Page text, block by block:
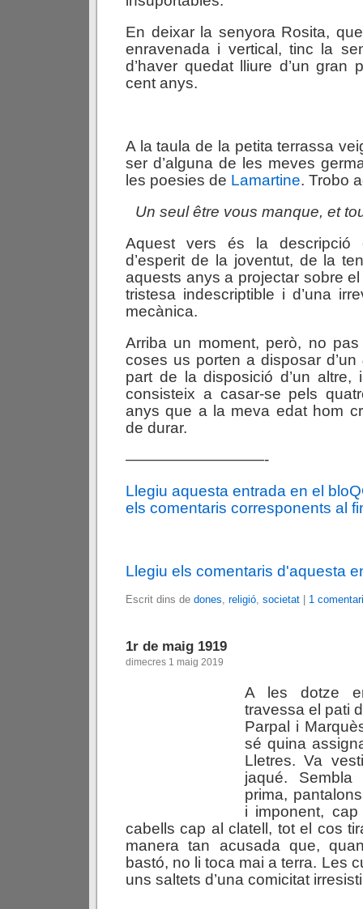
En deixar la senyora Rosita,
enravenada i vertical, tinc la
d’haver quedat lliure d’un gran
cent anys.
A la taula de la petita terrassa
ser d’alguna de les meves
les poesies de Lamartine. Trobo
Un seulêtre vous manque, et
Aquest vers és la descripció
d’esperit de la joventut, de la
aquests anys a projectar sobre
tristesa indescriptible i d’una
mecànica.
Arriba un moment, però, no
coses us porten a disposar d’un
part de la disposició d’un altre,
consisteix a casar-se pels
anys que a la meva edat hom
de durar.
—————————-
Llegiu aquesta entrada en el
els comentaris corresponents al
Llegiu els comentaris d'aquesta
Escrit dins de dones, religió, societat 1
1r de maig 1919
dimecres 1 maig 2019
A les dotze
travessa el pati
Parpal i
sé quina
Lletres. Va
jaqué.
prima,
i imponent,
cabells cap al clatell, tot el cos
manera tan acusada que,
bastó, no li toca mai a terra. Les
uns saltets d’una comicitat